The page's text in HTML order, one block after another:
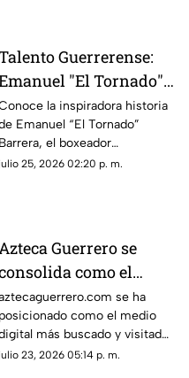
exclusivo de lo que promete
su nuevo sencillo titulado
Guerrerense:
"El Tornado"
el boxeador
conquista sus
sueños con disciplina y
la inspiradora historia
Emanuel “El Tornado”
Barrera, el boxeador
guerrerense que demuestra
julio 25, 2026 02:20 p. m.
Guerrero se
como el
digital líder en el
Estado
se ha
posicionado como el medio
más buscado y visitado
por los habitantes del estado
julio 23, 2026 05:14 p. m.